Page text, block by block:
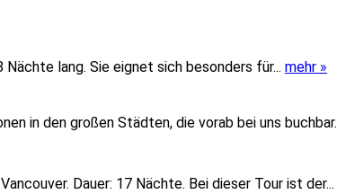
lang. Sie eignet sich besonders für... mehr »
in den großen Städten, die vorab bei uns
Dauer: 17 Nächte. Bei dieser Tour ist der...